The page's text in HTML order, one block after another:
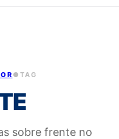
● TAG
sobre frente no